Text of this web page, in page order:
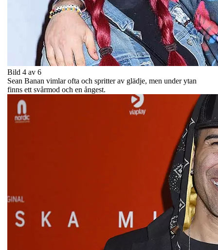
Bild 4 av 6
Sean Banan vimlar ofta och spritter av glädje, men under ytan
finns ett svårmod och en ångest.